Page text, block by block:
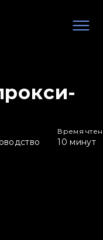
Время
10минут